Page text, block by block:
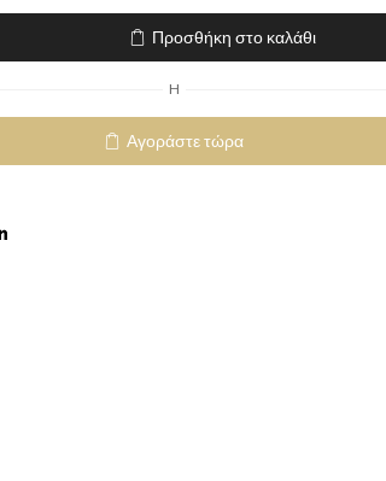
Προσθήκη στο καλάθι
H
Αγοράστε τώρα